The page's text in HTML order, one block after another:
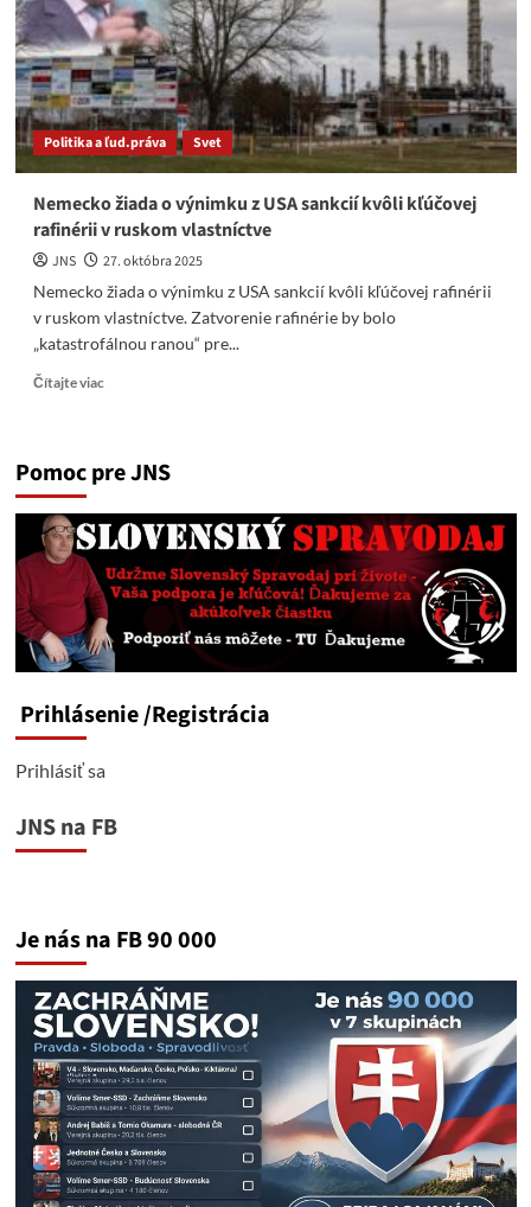
nad
sebou
zamyslieť
alebo
odstúpiť
Politika a ľud.práva Svet
Nemecko žiada o výnimku z USA sankcií kvôli kľúčovej
rafinérii v ruskom vlastníctve
JNS
27. októbra 2025
Nemecko žiada o výnimku z USA sankcií kvôli kľúčovej rafinérii
v ruskom vlastníctve. Zatvorenie rafinérie by bolo
„katastrofálnou ranou“ pre...
Čítajte viacRead
žiada
výnimku
sankcií
kvôli
kľúčovej
rafinérii
v
vlastníctve
Pomoc pre JNS
Prihlásenie/Registrácia
Prihlásiť sa
JNS na FB
Je nás na FB 90 000